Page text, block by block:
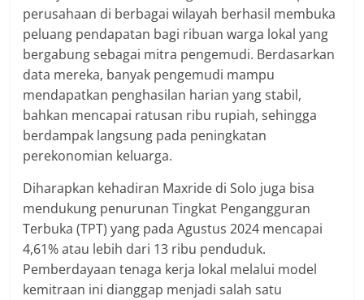
perusahaan di berbagai wilayah berhasil membuka
peluang pendapatan bagi ribuan warga lokal yang
bergabung sebagai mitra pengemudi. Berdasarkan
data mereka, banyak pengemudi mampu
mendapatkan penghasilan harian yang stabil,
bahkan mencapai ratusan ribu rupiah, sehingga
berdampak langsung pada peningkatan
perekonomian keluarga.
Diharapkan kehadiran Maxride di Solo juga bisa
mendukung penurunan Tingkat Pengangguran
Terbuka (TPT) yang pada Agustus 2024 mencapai
4,61% atau lebih dari 13 ribu penduduk.
Pemberdayaan tenaga kerja lokal melalui model
kemitraan ini dianggap menjadi salah satu